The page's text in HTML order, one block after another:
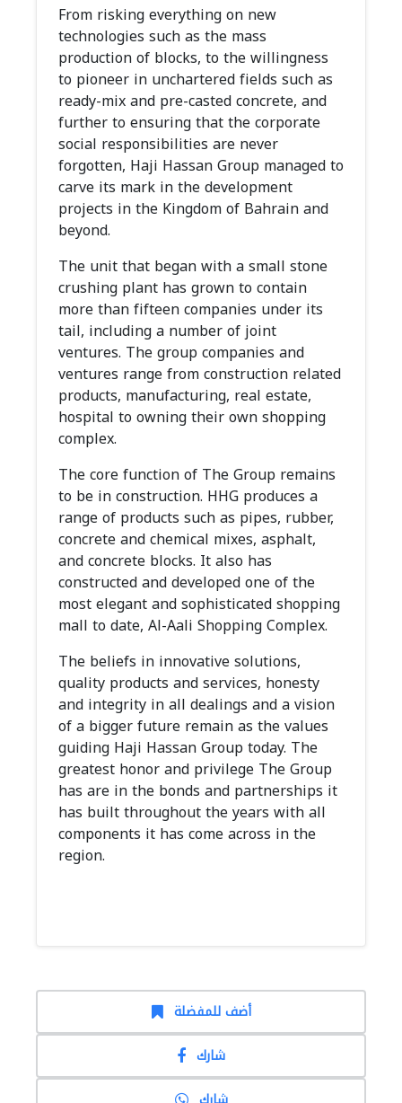
From risking everything on new
technologies such as the mass
production of blocks, to the willingness
to pioneer in unchartered fields such as
ready-mix and pre-casted concrete, and
further to ensuring that the corporate
social responsibilities are never
forgotten, Haji Hassan Group managed to
carve its mark in the development
projects in the Kingdom of Bahrain and
beyond.
The unit that began with a small stone
crushing plant has grown to contain
more than fifteen companies under its
tail, including a number of joint
ventures. The group companies and
ventures range from construction related
products, manufacturing, real estate,
hospital to owning their own shopping
complex.
The core function of The Group remains
to be in construction. HHG produces a
range of products such as pipes, rubber,
concrete and chemical mixes, asphalt,
and concrete blocks. It also has
constructed and developed one of the
most elegant and sophisticated shopping
mall to date, Al-Aali Shopping Complex.
The beliefs in innovative solutions,
quality products and services, honesty
and integrity in all dealings and a vision
of a bigger future remain as the values
guiding Haji Hassan Group today. The
greatest honor and privilege The Group
has are in the bonds and partnerships it
has built throughout the years with all
components it has come across in the
region.
أضف للمفضلة
شارك